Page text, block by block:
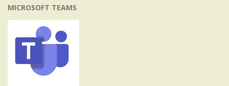
MICROSOFT TEAMS